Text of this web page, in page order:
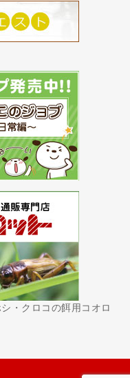
・クロコの餌用コオロ